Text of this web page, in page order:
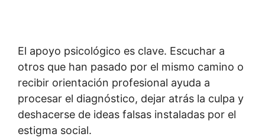
El apoyo psicológico es clave. Escuchar a
otros que han pasado por el mismo camino o
recibir orientación profesional ayuda a
procesar el diagnóstico, dejar atrás la culpa y
deshacerse de ideas falsas instaladas por el
estigma social.